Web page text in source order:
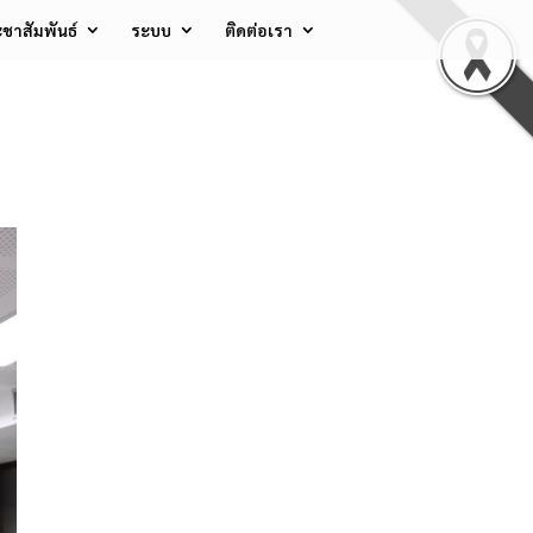
าสัมพันธ์ ระบบ ติดต่อเรา